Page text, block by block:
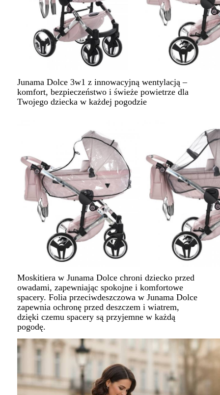
Junama Dolce 3w1 z innowacyjną wentylacją –
komfort, bezpieczeństwo i świeże powietrze dla
Twojego dziecka w każdej pogodzie
Moskitiera w Junama Dolce chroni dziecko przed
owadami, zapewniając spokojne i komfortowe
spacery. Folia przeciwdeszczowa w Junama Dolce
zapewnia ochronę przed deszczem i wiatrem,
dzięki czemu spacery są przyjemne w każdą
pogodę.